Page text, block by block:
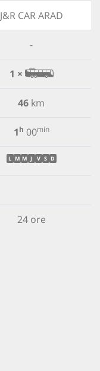
J&R CAR ARAD
-
1 ×
46 km
1h 00min
L M M J V S D
24 ore